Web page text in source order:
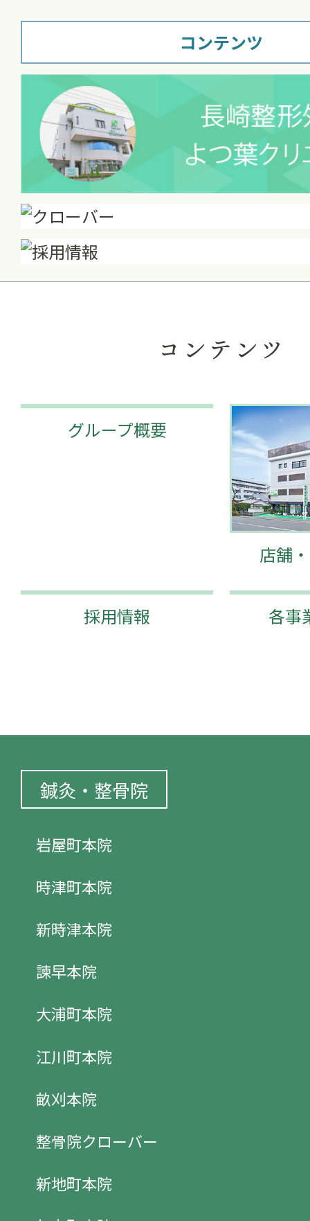
コンテンツ
コンテンツ
グループ概要
店舗
採用情報 各事
鍼灸・整骨院
岩屋町本院
時津町本院
新時津本院
諫早本院
大浦町本院
江川町本院
畝刈本院
整骨院クローバー
新地町本院